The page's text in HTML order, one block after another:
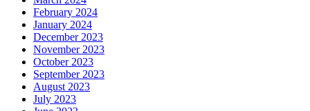
February 2024
January 2024
December 2023
November 2023
October 2023
September 2023
August 2023
July 2023